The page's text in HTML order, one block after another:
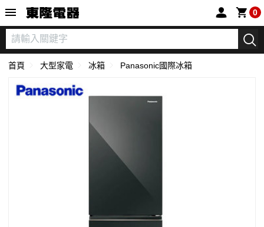
0
首頁 大型家電 冰箱 Panasonic國際冰箱